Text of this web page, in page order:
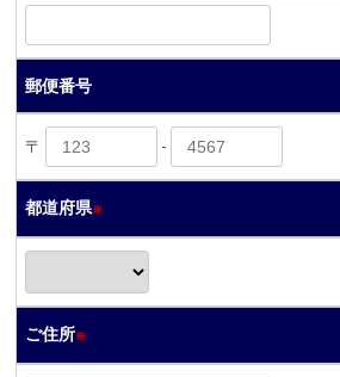
郵便番号
〒 -
都道府県※
ご住所※